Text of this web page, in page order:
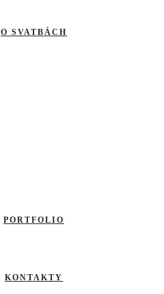
O SVATBÁCH
PORTFOLIO
KONTAKTY